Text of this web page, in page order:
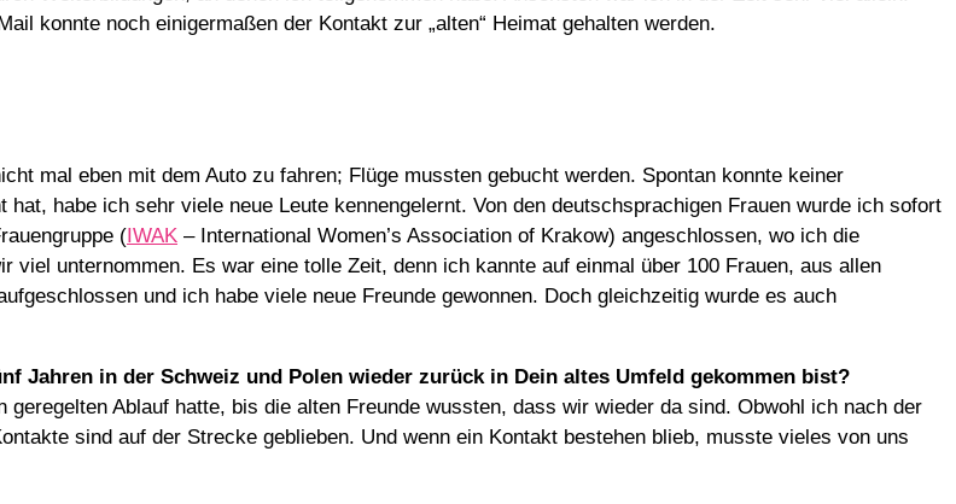
konnte noch einigermaßen der Kontakt zur „alten“ Heimat gehalten werden.
mal eben mit dem Auto zu fahren; Flüge mussten gebucht werden. Spontan konnte keiner
habe ich sehr viele neue Leute kennengelernt. Von den deutschsprachigen Frauen wurde ich sofort
(IWAK – International Women’s Association of Krakow) angeschlossen, wo ich die
viel unternommen. Es war eine tolle Zeit, denn ich kannte auf einmal über 100 Frauen, aus allen
und ich habe viele neue Freunde gewonnen. Doch gleichzeitig wurde es auch
Jahren in der Schweiz und Polen wieder zurück in Dein altes Umfeld gekommen bist?
Ablauf hatte, bis die alten Freunde wussten, dass wir wieder da sind. Obwohl ich nach der
sind auf der Strecke geblieben. Und wenn ein Kontakt bestehen blieb, musste vieles von uns